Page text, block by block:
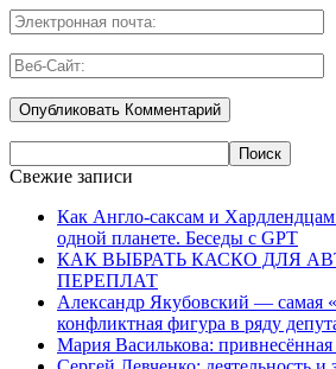
Свежие записи
Как Англо-саксам и
одной планете. Беседы с GPT
КАК ВЫБРАТЬ КАСКО ДЛЯ
ПЕРЕПЛАТ
Александр Якубовский — самая
конфликтная фигура в ряду
Мария Василькова: привнесённая